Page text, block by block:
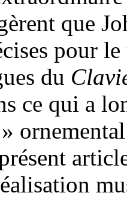
que
pour
du
ce qui a